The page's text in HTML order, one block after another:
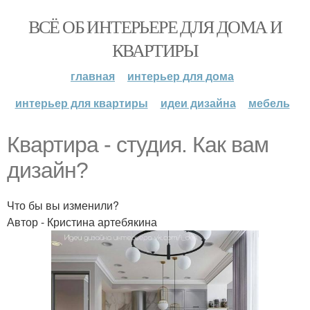
ВСЁ ОБ ИНТЕРЬЕРЕ ДЛЯ ДОМА И
КВАРТИРЫ
главная
интерьер для дома
интерьер для квартиры
идеи дизайна мебель
Квартира - студия. Как вам
дизайн?
Что бы вы изменили?
Автор - Кристина артебякина